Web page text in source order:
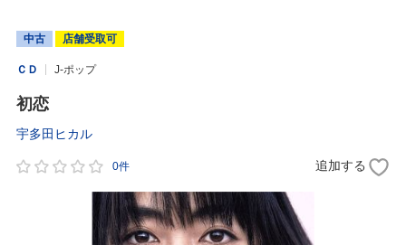
中古 店舗受取可
ＣＤ J-ポップ
初恋
宇多田ヒカル
0件 追加する